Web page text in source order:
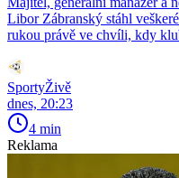
Libor Zábranský stáhl
rukou právě ve chvíli, kdy
SportyŽivě
dnes, 20:23
4 min
Reklama